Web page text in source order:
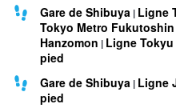
Gare de Shibuya Ligne
Tokyo Metro Fukutoshin
Hanzomon Ligne
pied
Gare de Shibuya Ligne
pied